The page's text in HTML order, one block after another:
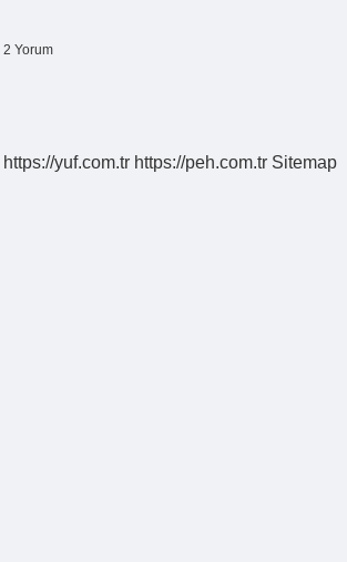
2 Yorum
https://yuf.com.tr https://peh.com.tr Sitemap